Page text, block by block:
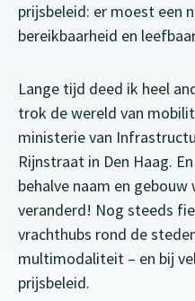
prijsbeleid: er moest een
bereikbaarheid en
Lange tijd deed ik heel
trok de wereld van
ministerie van
Rijnstraat in Den Haag.
behalve naam en
veranderd! Nog steeds
vrachthubs rond de
multimodaliteit – en bij
prijsbeleid.